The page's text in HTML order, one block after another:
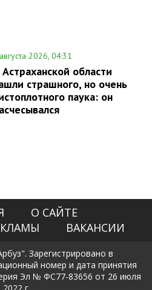
2026, 04:31
области
страшного, но очень
паука: он
О САЙТЕ
ВАКАНСИИ
Зарегистрировано в
номер и дата принятия
Эл № ФС77-83656 от 26 июля